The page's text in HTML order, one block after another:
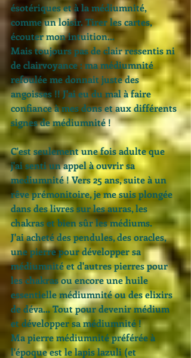
ésotériques et à la médiumnité,
comme un loisir. Tirer les cartes,
écouter mon intuition...
Mais toujours pas de clair ressentis ni
de clairvoyance : ma médiumnité
refoulée me donnait juste des
angoisses !! J'ai eu du mal à faire
confiance à mes dons et aux différents
signes de médiumnité !
C'est seulement une fois adulte que
j'ai senti un appel à ouvrir sa
mediumnité ! Vers 25 ans, suite à un
rêve prémonitoire, je me suis plongée
dans des livres sur les auras, les
chakras et bien sûr les médiums.
J'ai acheté des pendules, des oracles,
une pierre pour développer sa
médiumnité et d'autres pierres pour
les chakras ou encore une huile
essentielle médiumnité ou des elixirs
de déva... Tout pour devenir médium
et développer sa médiumnité !
Ma pierre médiumnité préférée à
l'époque est le lapis lazuli (et